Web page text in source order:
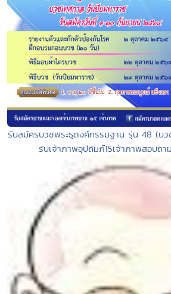
รับสมัครบวชพระธุดงค์กรรมฐาน รุ่น 48 (บว
รับเจ้าภาพอุปถัมภ์15เจ้าภาพสอบถ